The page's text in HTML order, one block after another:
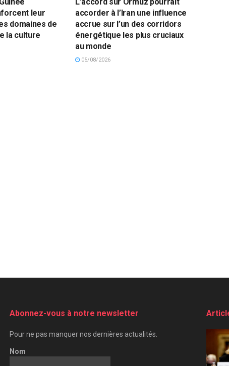
leur
domaines de
la culture
accorder à l’Iran une influence
accrue sur l’un des corridors
énergétique les plus cruciaux
au monde
05/08/2026
Abonnez-vous à notre newsletter
Pour ne pas manquer nos dernières actualités.
Nom